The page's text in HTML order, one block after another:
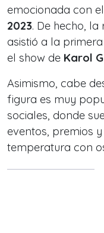
emocionada con
2023. De hecho,
asistió a la
el show de Karol
Asimismo, cabe
figura es muy
sociales, donde
eventos, premios
temperatura con